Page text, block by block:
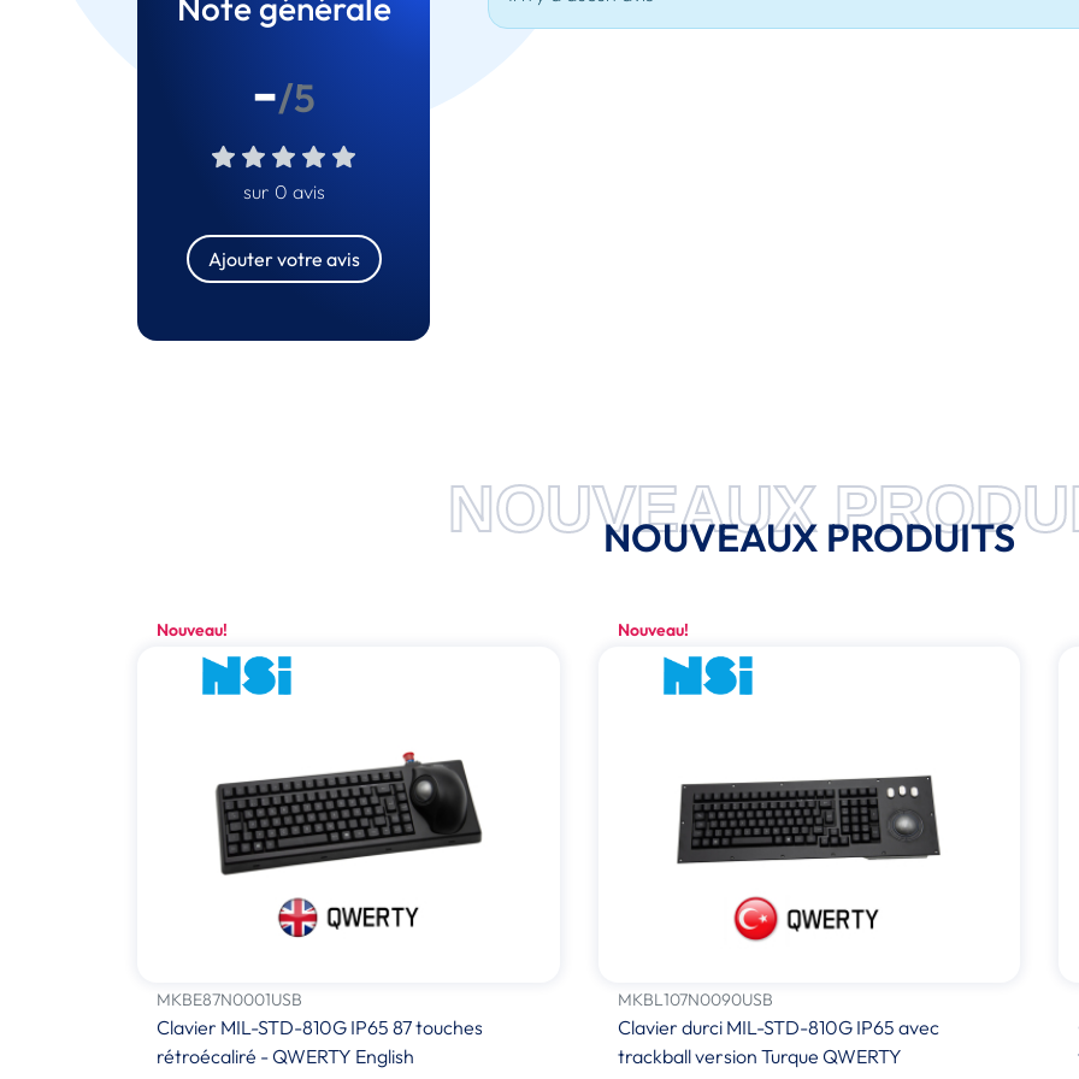
-/5
sur 0 avis
Ajouter votre avis
NOUVEAUX PRODUITS
NOUVEAUX
Nouveau!
MKBE87N0001USB
Clavier MIL-STD-810G IP65 87 touches
rétroécaliré - QWERTY English
Nouveau!
MKBL107N0090USB
Clavier durci MIL-STD-810G IP65 avec
trackball version Turque QWERTY